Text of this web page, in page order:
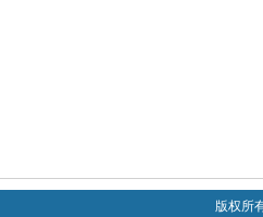
版权所